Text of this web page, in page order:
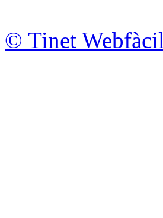
© Tinet Webfàcil